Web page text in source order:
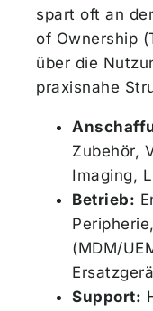
spart oft an
of Ownership
über die
praxisnahe
Zubehör,
Imaging,
Betrieb:
(MDM/
Support: